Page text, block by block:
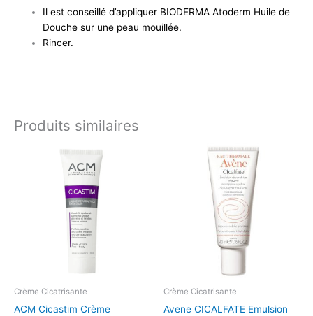
Il est conseillé d’appliquer BIODERMA Atoderm Huile de
Douche sur une peau mouillée.
Rincer.
Produits similaires
Crème Cicatrisante
ACM Cicastim Crème
Crème Cicatrisante
Avene CICALFATE Emulsion